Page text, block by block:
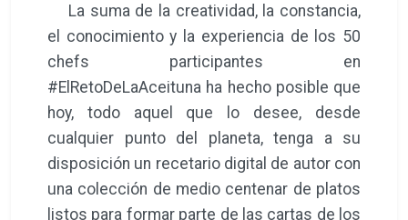
La suma de la creatividad, la constancia,
el conocimiento y la experiencia de los 50
chefs participantes en
#ElRetoDeLaAceituna ha hecho posible que
hoy, todo aquel que lo desee, desde
cualquier punto del planeta, tenga a su
disposición un recetario digital de autor con
una colección de medio centenar de platos
listos para formar parte de las cartas de los